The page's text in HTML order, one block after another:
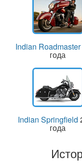
Indian Roadmaster
года
Indian Springfield
года